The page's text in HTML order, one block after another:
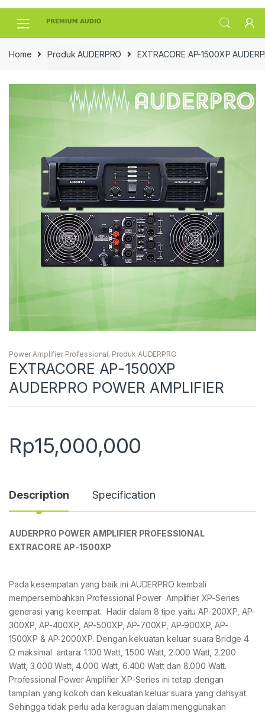
Skip
Skip
Home Produk AUDERPRO EXTRACORE AP-1500XP
Power Amplifier Professional, Produk AUDERPRO
EXTRACORE AP-1500XP
AUDERPRO POWER AMPLIFIER
Rp15,000,000
Description Specification
AUDERPRO POWER AMPLIFIER PROFESSIONAL
EXTRACORE AP-1500XP
Pada kesempatan yang baik ini AUDERPRO kembali
mempersembahkan Professional Power Amplifier XP-Series
generasi yang keempat. Hadir dalam 8 tipe yaitu AP-200XP, AP-
300XP, AP-400XP, AP-500XP, AP-700XP, AP-900XP, AP-
1500XP & AP-2000XP. Dengan kekuatan keluar suara Bridge 4
Ω maksimal antara: 1.100 Watt, 1.500 Watt, 2.000 Watt, 2.200
Watt, 3.000 Watt, 4.000 Watt, 6.400 Watt dan 8.000 Watt.
Professional Power Amplifier XP-Series ini tetap dengan
tampilan yang kokoh dan kekuatan keluar suara yang dahsyat.
Sehingga tidak perlu ada keraguan dalam menggunakan